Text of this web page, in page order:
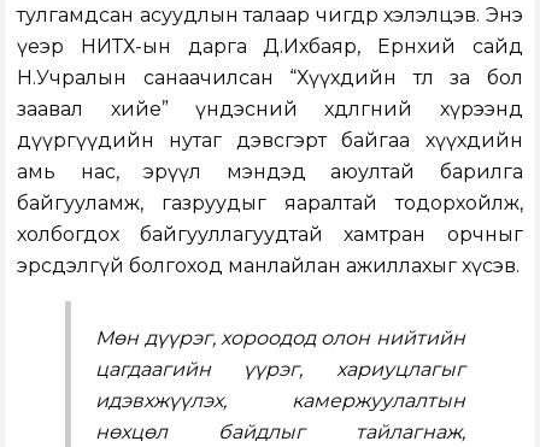
тулгамдсан асуудлын талаар өчигдөр хэлэлцэв. Энэ
үеэр НИТХ-ын дарга Д.Ихбаяр, Ерөнхий сайд
Н.Учралын санаачилсан “Хүүхдийн төлөө за бол
заавал хийе” үндэсний хөдөлгөөний хүрээнд
дүүргүүдийн нутаг дэвсгэрт байгаа хүүхдийн
амь нас, эрүүл мэндэд аюултай барилга
байгууламж, газруудыг яаралтай тодорхойлж,
холбогдох байгууллагуудтай хамтран орчныг
эрсдэлгүй болгоход манлайлан ажиллахыг хүсэв.
Мөн дүүрэг, хороодод олон нийтийн
цагдаагийн үүрэг, хариуцлагыг
идэвхжүүлэх, камержуулалтын
нөхцөл байдлыг тайлагнаж,